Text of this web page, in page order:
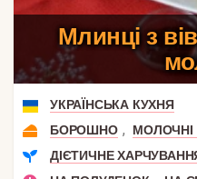
Млинці з
УКРАЇНСЬКА КУХНЯ
БОРОШНО , МОЛОЧНІ
ДІЄТИЧНЕ